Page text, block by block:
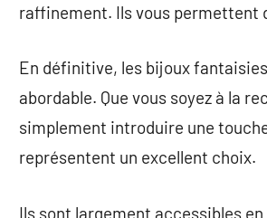
raffinement. Ils vous permettent
En définitive, les bijoux
abordable. Que vous soyez à la
simplement introduire une
représentent un excellent choix.
Ils sont largement accessibles